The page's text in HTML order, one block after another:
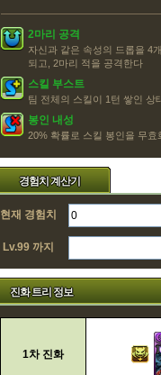
2마리 공격
자신과 같은 속성의 드롭을 4
되고, 2마리 적을 공격한다
스킬 부스트
팀 전체의 스킬이 1턴 쌓인 상
봉인 내성
20% 확률로 스킬 봉인을 무효
경험치 계산기
현재 경험치
Lv.99 까지
진화 트리 정보
1차 진화